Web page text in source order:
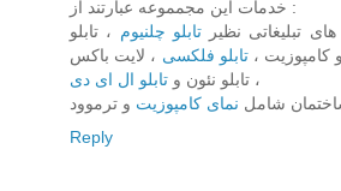
خدمات اين مجمموعه عبارتند از :
تبليغاتی نظيرتابلو چلنيوم ، تابلو
کامپوزيت ،تابلو فلکسی ، لايت باکس
، تابلو نئون و تابلو ال ای دی
شامل نمای کامپوزيت و ترموود
Reply